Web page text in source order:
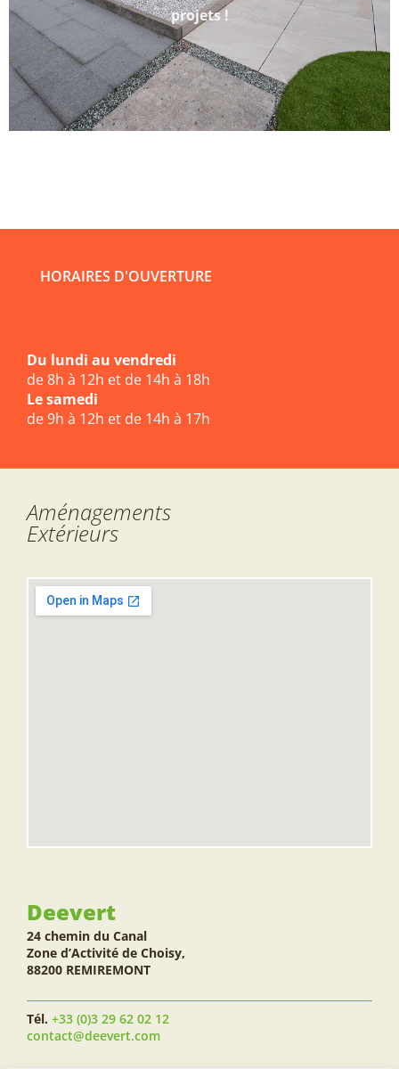
projets !
HORAIRES D'OUVERTURE
Du lundi au vendredi
de 8h à 12h et de 14h à 18h
Le samedi
de 9h à 12h et de 14h à 17h
Aménagements
Extérieurs
Deevert
24 chemin du Canal
Zone d’Activité de Choisy,
88200 REMIREMONT
Tél. +33 (0)3 29 62 02 12
contact@deevert.com